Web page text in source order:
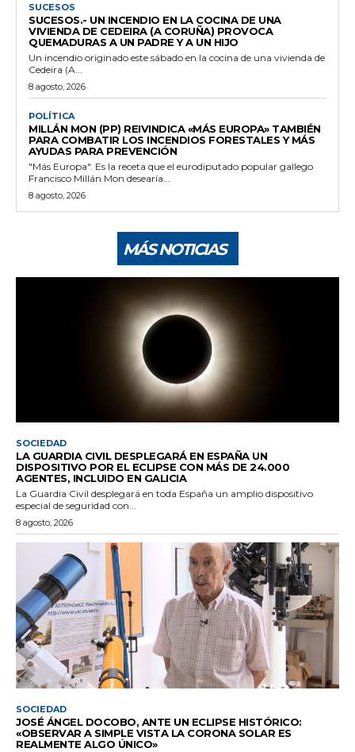
SUCESOS
SUCESOS.- UN INCENDIO EN LA COCINA DE UNA
VIVIENDA DE CEDEIRA (A CORUÑA) PROVOCA
QUEMADURAS A UN PADRE Y A UN HIJO
Un incendio originado este sábado en la cocina de una vivienda de
Cedeira (A...
8 agosto, 2026
POLÍTICA
MILLÁN MON (PP) REIVINDICA «MÁS EUROPA» TAMBIÉN
PARA COMBATIR LOS INCENDIOS FORESTALES Y MÁS
AYUDAS PARA PREVENCIÓN
"Más Europa". Es la receta que el eurodiputado popular gallego
Francisco Millán Mon desearía...
8 agosto, 2026
MÁS NOTICIAS
SOCIEDAD
LA GUARDIA CIVIL DESPLEGARÁ EN ESPAÑA UN
DISPOSITIVO POR EL ECLIPSE CON MÁS DE 24.000
AGENTES, INCLUIDO EN GALICIA
La Guardia Civil desplegará en toda España un amplio dispositivo
especial de seguridad con...
8 agosto, 2026
SOCIEDAD
JOSÉ ÁNGEL DOCOBO, ANTE UN ECLIPSE HISTÓRICO:
«OBSERVAR A SIMPLE VISTA LA CORONA SOLAR ES
REALMENTE ALGO ÚNICO»